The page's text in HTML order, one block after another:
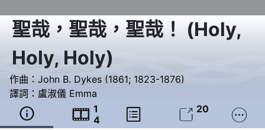
聖哉，聖哉，聖哉！ (Holy,
Holy, Holy)
作曲： John B. Dykes (1861; 1823-1876)
譯詞： 盧淑儀 Emma
  1
4
  20 